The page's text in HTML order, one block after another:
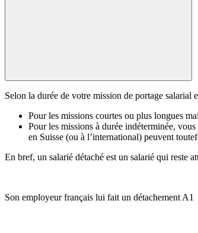
Selon la durée de votre mission de portage salarial
Pour les missions courtes ou plus longues
Pour les missions à durée indéterminée,
en Suisse (ou à l’international) peuvent
En bref, un salarié détaché est un salarié qui reste
Son employeur français lui fait un détachement